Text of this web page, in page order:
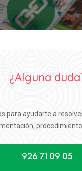
¿Alguna
para ayudarte a
926 71 09 05